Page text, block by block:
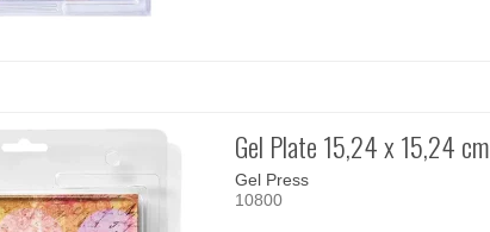
Gel Plate 15,24 x 15,24 cm
Gel Press
10800